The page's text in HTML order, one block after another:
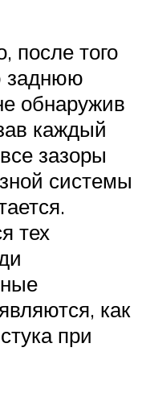
после того
заднюю
обнаружив
каждый
зазоры
системы
тех
как
при